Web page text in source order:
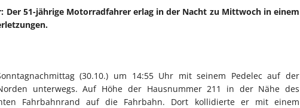
Der 51-jährige Motorradfahrer erlag in der Nacht zu Mittwoch in einem
(30.10.) um 14:55 Uhr mit seinem Pedelec auf der
unterwegs. Auf Höhe der Hausnummer 211 in der Nähe des
Fahrbahnrand auf die Fahrbahn. Dort kollidierte er mit einem